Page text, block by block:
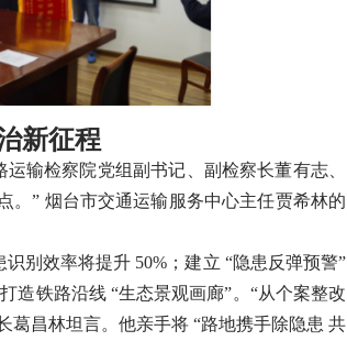
新征程
输检察院党组副书记、副检察长董有志、
。” 烟台市交通运输服务中心主任贾希林的
别效率将提升 50%；建立 “隐患反弹预警”
造铁路沿线 “生态景观画廊”。“从个案整改
葛昌林坦言。他亲手将 “路地携手除隐患 共